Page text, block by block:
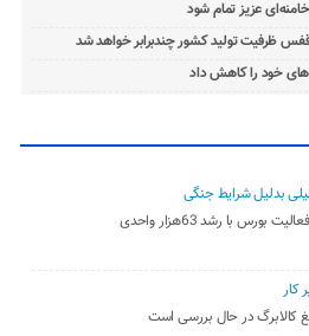
عزیز تمام شود
ظرفیت تولید کشور چندبرابر خواهد شد
خود را کاهش داد
بدلیل شرایط جنگی
بورس با رشد 63هزار واحدی
کار
کالابرگ در حال بررسی است